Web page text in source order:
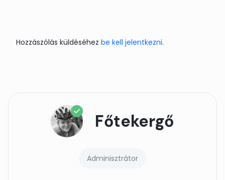
Főtekergő
Adminisztrátor
Hozzászólás küldéséhez be kell jelentkezni.